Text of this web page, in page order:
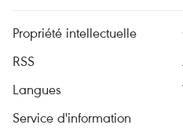
Propriété intellectuelle
RSS
Langues
Service d'information